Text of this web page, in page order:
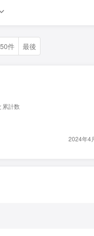
件 最後
累計数
2024年4